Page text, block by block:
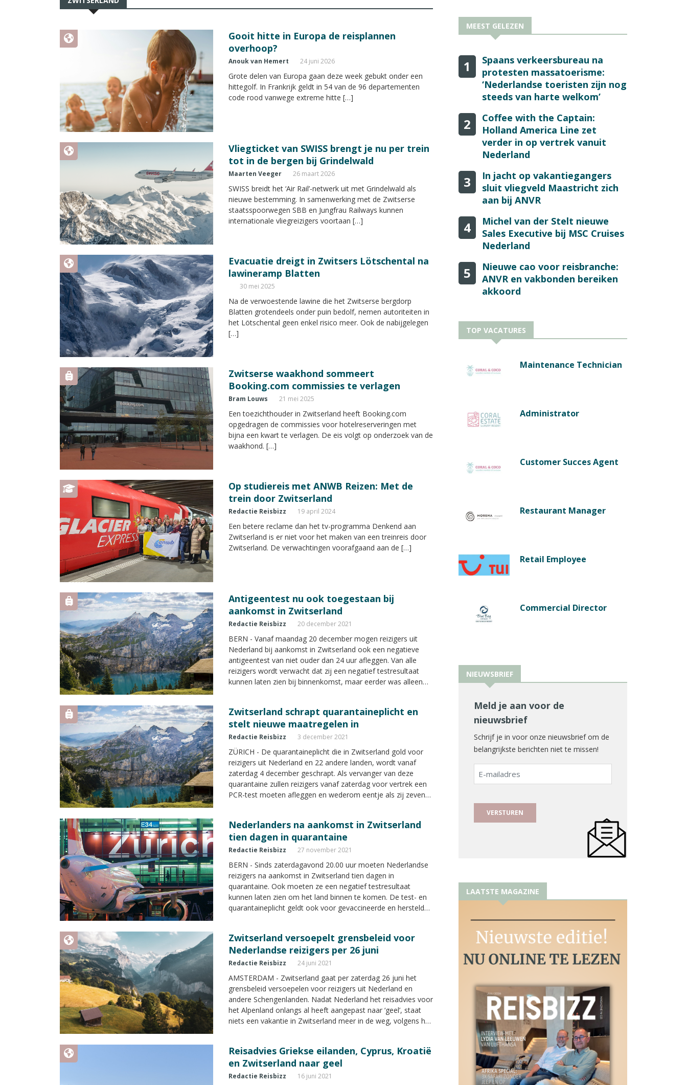
Gooit hitte in Europa de reisplannen
overhoop?
Anouk van Hemert 24 juni 2026
Grote delen van Europa gaan deze week gebukt onder een
hittegolf. In Frankrijk geldt in 54 van de 96 departementen
code rood vanwege extreme hitte […]
Vliegticket van SWISS brengt je nu per trein
tot in de bergen bij Grindelwald
Maarten Veeger 26 maart 2026
SWISS breidt het ‘Air Rail’-netwerk uit met Grindelwald als
nieuwe bestemming. In samenwerking met de Zwitserse
staatsspoorwegen SBB en Jungfrau Railways kunnen
internationale vliegreizigers voortaan […]
Evacuatie dreigt in Zwitsers Lötschental na
lawineramp Blatten
30 mei 2025
Na de verwoestende lawine die het Zwitserse bergdorp
Blatten grotendeels onder puin bedolf, nemen autoriteiten in
het Lötschental geen enkel risico meer. Ook de nabijgelegen
[…]
Zwitserse waakhond sommeert
Booking.com commissies te verlagen
Bram Louws 21 mei 2025
Een toezichthouder in Zwitserland heeft Booking.com
opgedragen de commissies voor hotelreserveringen met
bijna een kwart te verlagen. De eis volgt op onderzoek van de
waakhond. […]
Op studiereis met ANWB Reizen: Met de
trein door Zwitserland
Redactie Reisbizz 19 april 2024
Een betere reclame dan het tv-programma Denkend aan
Zwitserland is er niet voor het maken van een treinreis door
Zwitserland. De verwachtingen voorafgaand aan de […]
Antigeentest nu ook toegestaan bij
aankomst in Zwitserland
Redactie Reisbizz 20 december 2021
BERN - Vanaf maandag 20 december mogen reizigers uit
Nederland bij aankomst in Zwitserland ook een negatieve
antigeentest van niet ouder dan 24 uur afleggen. Van alle
reizigers wordt verwacht dat zij een negatief testresultaat
kunnen laten zien bij binnenkomst, maar eerder was alleen
Zwitserland schrapt quarantaineplicht en
stelt nieuwe maatregelen in
Redactie Reisbizz 3 december 2021
ZÜRICH - De quarantaineplicht die in Zwitserland gold voor
reizigers uit Nederland en 22 andere landen, wordt vanaf
zaterdag 4 december geschrapt. Als vervanger van deze
quarantaine zullen reizigers vanaf zaterdag voor vertrek een
PCR-test moeten afleggen en wederom eentje als zij zeven
Nederlanders na aankomst in Zwitserland
tien dagen in quarantaine
Redactie Reisbizz 27 november 2021
BERN - Sinds zaterdagavond 20.00 uur moeten Nederlandse
reizigers na aankomst in Zwitserland tien dagen in
quarantaine. Ook moeten ze een negatief testresultaat
kunnen laten zien om het land binnen te komen. De test- en
quarantaineplicht geldt ook voor gevaccineerde en herstelde
Zwitserland versoepelt grensbeleid voor
Nederlandse reizigers per 26 juni
Redactie Reisbizz 24 juni 2021
AMSTERDAM - Zwitserland gaat per zaterdag 26 juni het
grensbeleid versoepelen voor reizigers uit Nederland en
andere Schengenlanden. Nadat Nederland het reisadvies voor
het Alpenland onlangs al heeft aangepast naar ‘geel’, staat
niets een vakantie in Zwitserland meer in de weg, volgens het
Reisadvies Griekse eilanden, Cyprus, Kroatië
en Zwitserland naar geel
Redactie Reisbizz 16 juni 2021
MEEST GELEZEN
1
Spaans verkeersbureau na
protesten massatoerisme:
‘Nederlandse toeristen zijn nog
steeds van harte welkom’
2
Coffee with the Captain:
Holland America Line zet
verder in op vertrek vanuit
Nederland
3
In jacht op vakantiegangers
sluit vliegveld Maastricht zich
aan bij ANVR
4
Michel van der Stelt nieuwe
Sales Executive bij MSC Cruises
Nederland
5
Nieuwe cao voor reisbranche:
ANVR en vakbonden bereiken
akkoord
TOP VACATURES
Maintenance Technician
Administrator
Customer Succes Agent
Restaurant Manager
Retail Employee
Commercial Director
NIEUWSBRIEF
Meld je aan voor de
nieuwsbrief
Schrijf je in voor onze nieuwsbrief om de
belangrijkste berichten niet te missen!
E-
mailadres
LAATSTE MAGAZINE